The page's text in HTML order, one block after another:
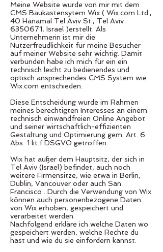
Meine Website wurde von mir mit dem
CMS Baukastensytem Wix ( Wix.com Ltd.,
40 Hanamal Tel Aviv St., Tel Aviv
6350671, Israel )erstellt. Als
Unternehmerin ist mir die
Nutzerfreudlichkeit für meine Besucher
auf meiner Website sehr wichtig. Damit
verbunden habe ich mich für ein ein
technisch leicht zu bedienendes und
optisch ansprechendes CMS System wie
Wix.com entschieden.
Diese Entscheidung wurde im Rahmen
meines berechtigten Interesses an einem
technisch einwandfreien Online Angebot
und seiner wirtschaftlich-effizienten
Gestaltung und Optimierung gem. Art. 6
Abs. 1 lit.f DSGVO getroffen.
Wix hat außer dem Hauptsitz, der sich in
Tel Aviv (Israel) befindet, auch noch
weitere Firmensitze, wie etwa in Berlin,
Dublin, Vancouver oder auch San
Francisco . Durch die Verwendung von Wix
können auch personenbezogene Daten
von Wix erhoben, gespeichert und
verarbeitet werden.
Nachfolgend erkläre ich welche Daten wo
gespeichert werden, welche Rechte du
hast und wie du sie einfordern kannst.